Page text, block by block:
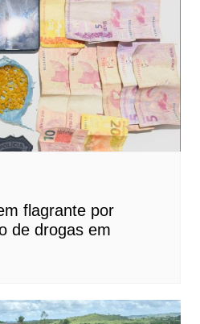
flagrante por
de drogas em